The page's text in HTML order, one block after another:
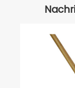
Was ist
Mehr